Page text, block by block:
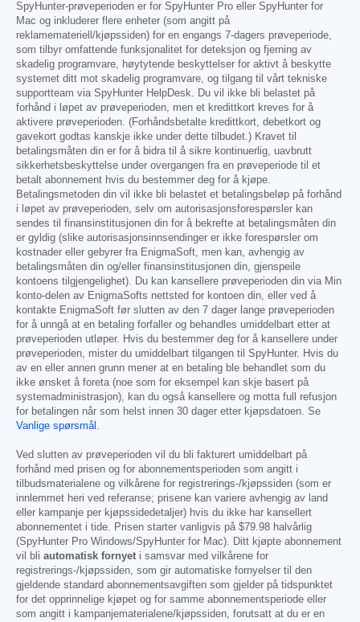
SpyHunter-prøveperioden er for SpyHunter Pro eller SpyHunter for
Mac og inkluderer flere enheter (som angitt på
reklamemateriell/kjøpssiden) for en engangs 7-dagers prøveperiode,
som tilbyr omfattende funksjonalitet for deteksjon og fjerning av
skadelig programvare, høytytende beskyttelser for aktivt å beskytte
systemet ditt mot skadelig programvare, og tilgang til vårt tekniske
supportteam via SpyHunter HelpDesk. Du vil ikke bli belastet på
forhånd i løpet av prøveperioden, men et kredittkort kreves for å
aktivere prøveperioden. (Forhåndsbetalte kredittkort, debetkort og
gavekort godtas kanskje ikke under dette tilbudet.) Kravet til
betalingsmåten din er for å bidra til å sikre kontinuerlig, uavbrutt
sikkerhetsbeskyttelse under overgangen fra en prøveperiode til et
betalt abonnement hvis du bestemmer deg for å kjøpe.
Betalingsmetoden din vil ikke bli belastet et betalingsbeløp på forhånd
i løpet av prøveperioden, selv om autorisasjonsforespørsler kan
sendes til finansinstitusjonen din for å bekrefte at betalingsmåten din
er gyldig (slike autorisasjonsinnsendinger er ikke forespørsler om
kostnader eller gebyrer fra EnigmaSoft, men kan, avhengig av
betalingsmåten din og/eller finansinstitusjonen din, gjenspeile
kontoens tilgjengelighet). Du kan kansellere prøveperioden din via Min
konto-delen av EnigmaSofts nettsted for kontoen din, eller ved å
kontakte EnigmaSoft før slutten av den 7 dager lange prøveperioden
for å unngå at en betaling forfaller og behandles umiddelbart etter at
prøveperioden utløper. Hvis du bestemmer deg for å kansellere under
prøveperioden, mister du umiddelbart tilgangen til SpyHunter. Hvis du
av en eller annen grunn mener at en betaling ble behandlet som du
ikke ønsket å foreta (noe som for eksempel kan skje basert på
systemadministrasjon), kan du også kansellere og motta full refusjon
for betalingen når som helst innen 30 dager etter kjøpsdatoen. Se
Vanlige spørsmål .
Ved slutten av prøveperioden vil du bli fakturert umiddelbart på
forhånd med prisen og for abonnementsperioden som angitt i
tilbudsmaterialene og vilkårene for registrerings-/kjøpssiden (som er
innlemmet heri ved referanse; prisene kan variere avhengig av land
eller kampanje per kjøpssidedetaljer) hvis du ikke har kansellert
abonnementet i tide. Prisen starter vanligvis på $79.98 halvårlig
(SpyHunter Pro Windows/SpyHunter for Mac). Ditt kjøpte abonnement
vil bli automatisk fornyet i samsvar med vilkårene for
registrerings-/kjøpssiden, som gir automatiske fornyelser til den
gjeldende standard abonnementsavgiften som gjelder på tidspunktet
for det opprinnelige kjøpet og for samme abonnementsperiode eller
som angitt i kampanjematerialene/kjøpssiden, forutsatt at du er en